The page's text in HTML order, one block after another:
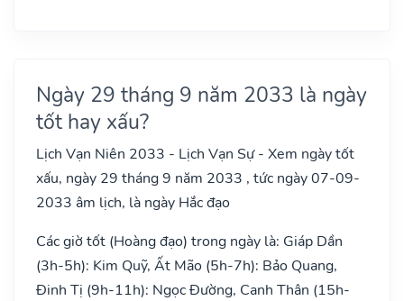
Ngày 29 tháng 9 năm 2033 là ngày
tốt hay xấu?
Lịch Vạn Niên 2033 - Lịch Vạn Sự - Xem ngày tốt
xấu, ngày 29 tháng 9 năm 2033 , tức ngày 07-09-
2033 âm lịch, là ngày Hắc đạo
Các giờ tốt (Hoàng đạo) trong ngày là: Giáp Dần
(3h-5h): Kim Quỹ, Ất Mão (5h-7h): Bảo Quang,
Đinh Tị (9h-11h): Ngọc Đường, Canh Thân (15h-